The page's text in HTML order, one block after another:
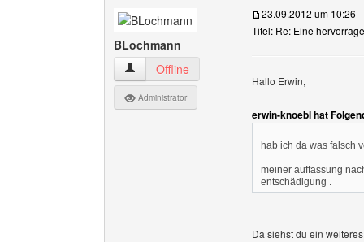
BLochmann
BLochmann Benutzer-Profile anzeigen
Offline
Administrator
23.09.2012 um 10:26
Titel: Re: Eine
Hallo Erwin,
erwin-knoebl hat
hab ich da was falsch
meiner auffassung
entschädigung .
Da siehst du ein